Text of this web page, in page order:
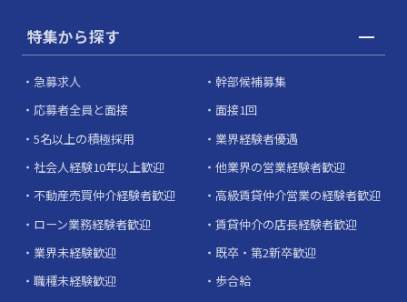
特集から探す
急募求人
幹部候補募集
応募者全員と面接
面接1回
5名以上の積極採用
業界経験者優遇
社会人経験10年以上歓迎
他業界の営業経験者歓迎
不動産売買仲介経験者歓迎
高級賃貸仲介営業の経験者歓迎
ローン業務経験者歓迎
賃貸仲介の店長経験者歓迎
業界未経験歓迎
既卒・第2新卒歓迎
職種未経験歓迎
歩合給